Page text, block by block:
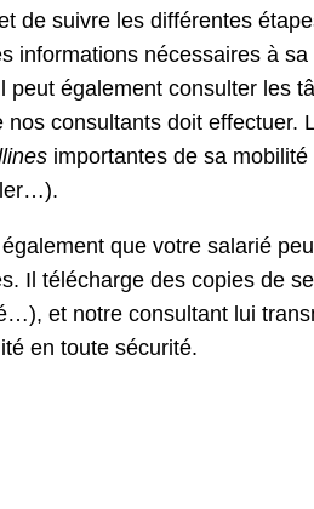
de suivre les différentes
informations nécessaires à
peut également consulter les
nos consultants doit effectuer.
importantes de sa
également que votre salarié
Il télécharge des copies de
et notre consultant lui
en toute sécurité.